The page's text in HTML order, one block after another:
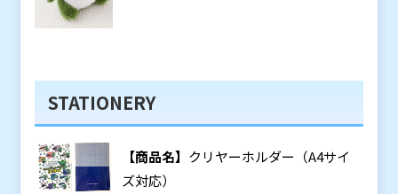
STATIONERY
【商品名】 クリヤーホルダー（A4サイ
ズ対応）